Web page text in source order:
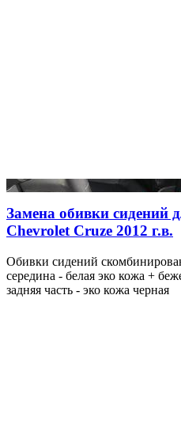
Замена обивки сидений
Chevrolet Cruze 2012 г.в.
Обивки сидений
середина - белая эко кожа +
задняя часть - эко кожа черная